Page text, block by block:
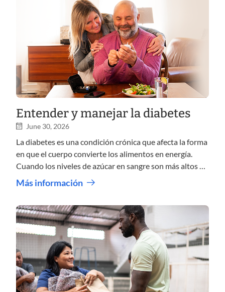
Entender y manejar la diabetes
June 30, 2026
La diabetes es una condición crónica que afecta la forma
en que el cuerpo convierte los alimentos en energía.
Cuando los niveles de azúcar en sangre son más altos de
lo normal, puede aumentar el riesgo de problemas como
educación y el apoyo de farmacia adecuados, muchas
personas manejan con éxito la diabetes y protegen su
salud a largo plazo.
Más información